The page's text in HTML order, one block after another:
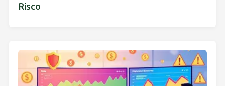
Risco